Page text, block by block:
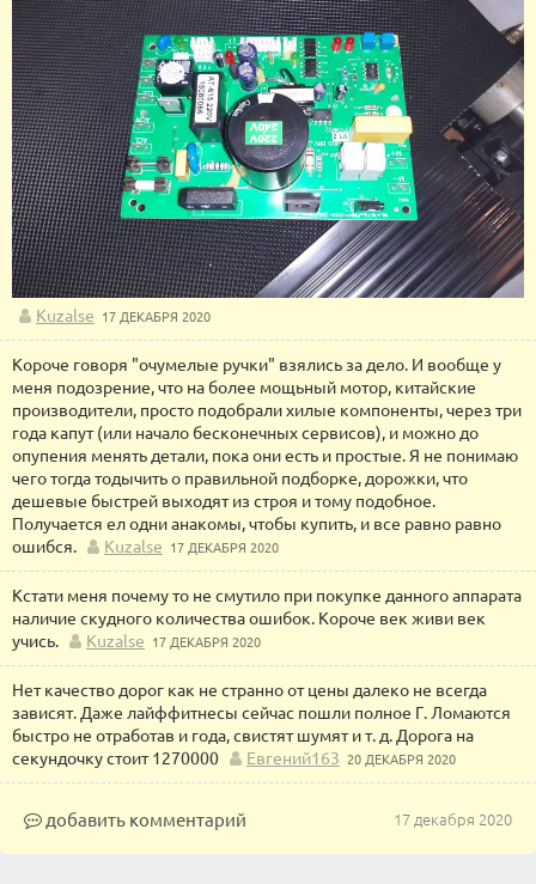
Kuzalse 17 ДЕКАБРЯ 2020
Короче говоря "очумелые ручки" взялись за дело. И вообще у
меня подозрение, что на более мощьный мотор, китайские
производители, просто подобрали хилые компоненты, через три
года капут (или начало бесконечных сервисов), и можно до
опупения менять детали, пока они есть и простые. Я не понимаю
чего тогда тодычить о правильной подборке, дорожки, что
дешевые быстрей выходят из строя и тому подобное.
Получается ел одни анакомы, чтобы купить, и все равно равно
ошибся.
Kuzalse 17 ДЕКАБРЯ 2020
Кстати меня почему то не смутило при покупке данного аппарата
наличие скудного количества ошибок. Короче век живи век
учись.
Kuzalse 17 ДЕКАБРЯ 2020
Нет качество дорог как не странно от цены далеко не всегда
зависят. Даже лайффитнесы сейчас пошли полное Г. Ломаются
быстро не отработав и года, свистят шумят и т. д. Дорога на
секундочку стоит 1270000
Евгений163 20 ДЕКАБРЯ 2020
17 декабря 2020
добавить комментарий